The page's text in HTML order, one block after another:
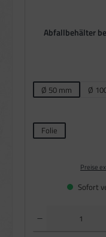
Abfallbehälter
Ø 50 mm
Ø
Folie
Preise
Sofort
Produkt Anzahl: Gib den